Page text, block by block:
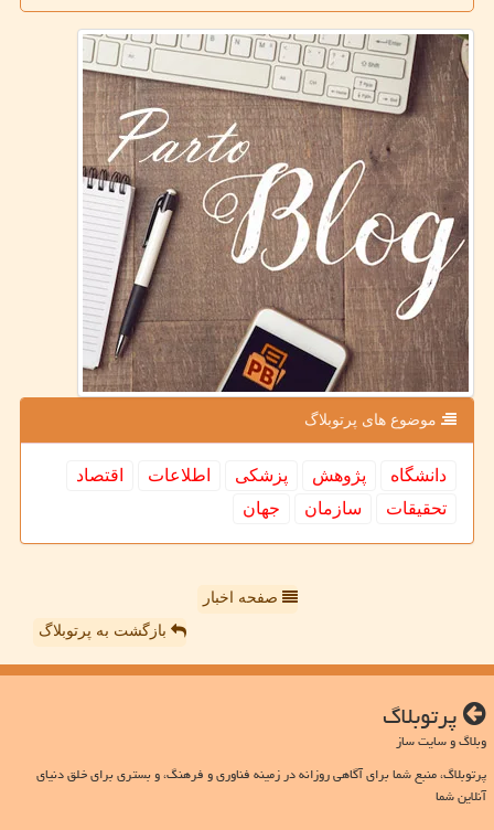
موضوع های پرتوبلاگ
دانشگاه پژوهش پزشكی اطلاعات
اقتصاد
تحقیقات
سازمان جهان
صفحه اخبار
بازگشت به پرتوبلاگ
پرتوبلاگ
وبلاگ و سایت ساز
پرتوبلاگ، منبع شما برای آگاهی روزانه در زمینه فناوری و فرهنگ، و بستری برای خلق دنیای
آنلاین شما